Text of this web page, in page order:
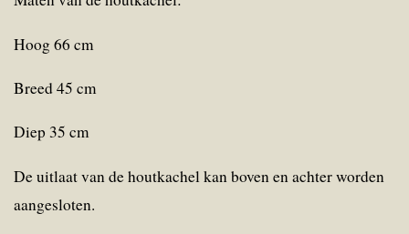
Hoog 66 cm
Breed 45 cm
Diep 35 cm
De uitlaat van de houtkachel kan boven en achter worden
aangesloten.